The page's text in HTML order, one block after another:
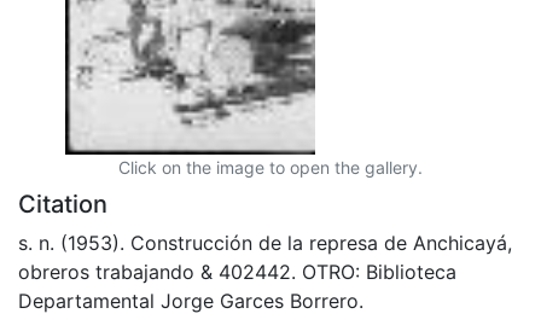
Click on the image to open the gallery.
Citation
s. n. (1953). Construcción de la represa de Anchicayá,
obreros trabajando & 402442. OTRO: Biblioteca
Departamental Jorge Garces Borrero.